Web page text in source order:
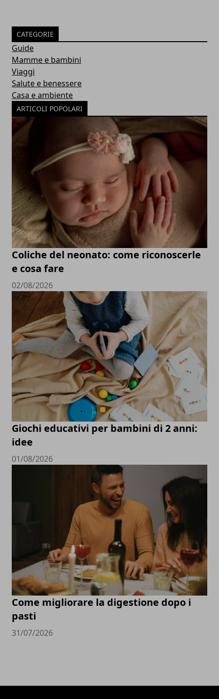
CATEGORIE
Guide
Mamme e bambini
Viaggi
Salute e benessere
Casa e ambiente
ARTICOLI POPOLARI
Coliche del neonato: come riconoscerle
e cosa fare
02/08/2026
Giochi educativi per bambini di 2 anni:
idee
01/08/2026
Come migliorare la digestione dopo i
pasti
31/07/2026